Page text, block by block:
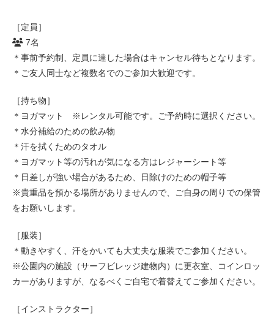
［定員］
7名
＊事前予約制、定員に達した場合はキャンセル待ちとなります。
＊ご友人同士など複数名でのご参加大歓迎です。
［持ち物］
＊ヨガマット ※レンタル可能です。ご予約時に選択ください。
＊水分補給のための飲み物
＊汗を拭くためのタオル
＊ヨガマット等の汚れが気になる方はレジャーシート等
＊日差しが強い場合があるため、日除けのための帽子等
※貴重品を預かる場所がありませんので、ご自身の周りでの保管
をお願いします。
［服装］
＊動きやすく、汗をかいても大丈夫な服装でご参加ください。
※公園内の施設（サーフビレッジ建物内）に更衣室、コインロッ
カーがありますが、なるべくご自宅で着替えてご参加ください。
［インストラクター］